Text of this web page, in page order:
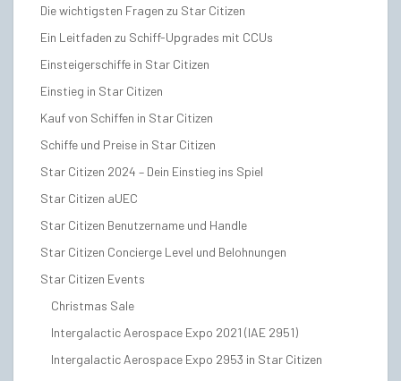
Die wichtigsten Fragen zu Star Citizen
Ein Leitfaden zu Schiff-Upgrades mit CCUs
Einsteigerschiffe in Star Citizen
Einstieg in Star Citizen
Kauf von Schiffen in Star Citizen
Schiffe und Preise in Star Citizen
Star Citizen 2024 – Dein Einstieg ins Spiel
Star Citizen aUEC
Star Citizen Benutzername und Handle
Star Citizen Concierge Level und Belohnungen
Star Citizen Events
Christmas Sale
Intergalactic Aerospace Expo 2021 (IAE 2951)
Intergalactic Aerospace Expo 2953 in Star Citizen